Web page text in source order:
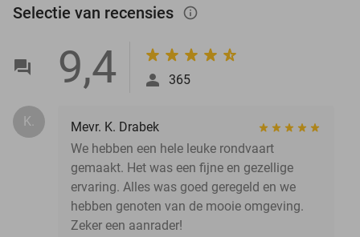
Selectie van recensies info_outlined
9,4 365
K.
Mevr. K. Drabek
We hebben een hele leuke rondvaart
gemaakt. Het was een fijne en gezellige
ervaring. Alles was goed geregeld en we
hebben genoten van de mooie omgeving.
Zeker een aanrader!